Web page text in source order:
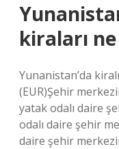
kiraları
Yunanistan’da
(EUR)Şehir
yatak odalı daire
odalı daire şehir
daire şehir